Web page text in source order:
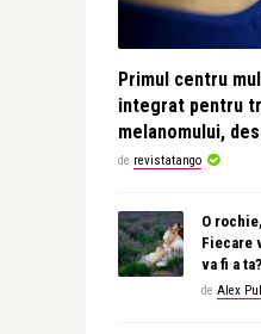
Primul centru
integrat pentru
melanomului,
de revistatango
O
Fiecare
va fi a ta?
de Alex